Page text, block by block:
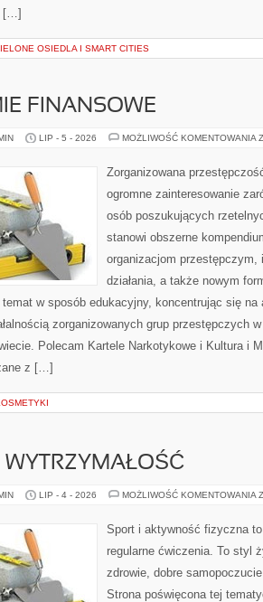
[…]
OSIEDLA I SMART CITIES
FINANSOWE
LIP - 5 - 2026 MOŻLIWOŚĆ KOMENTOWANIA
Zorganizowana
ogromne zainteresowanie
osób poszukujących
stanowi obszerne
organizacjom przestępczym,
działania, a także nowym
w sposób edukacyjny, koncentrując się na
zorganizowanych grup przestępczych
Polecam Kartele Narkotykowe i Kultura i
z […]
WYTRZYMAŁOŚĆ
LIP - 4 - 2026 MOŻLIWOŚĆ KOMENTOWANIA
Sport i aktywność fizyczna
regularne ćwiczenia. To styl
zdrowie, dobre
Strona poświęcona tej